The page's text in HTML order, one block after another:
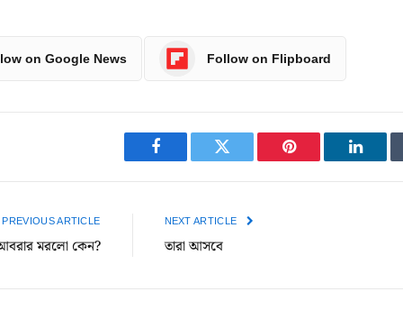
on Google News Follow on Flipboard
Facebook Twitter Pinterest
PREVIOUS ARTICLE
মরলো কেন?
NEXT ARTICLE
তারা আসবে